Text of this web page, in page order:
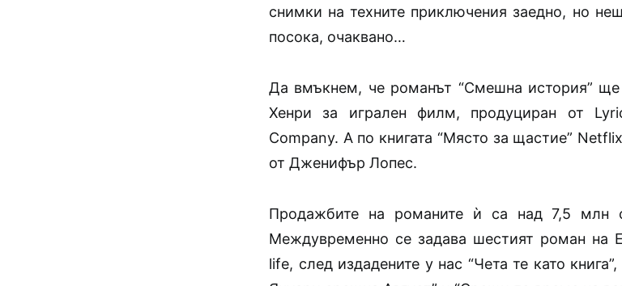
снимки на техните приключения заедно, но
посока, очаквано…
Да вмъкнем, че романът “Смешна история” ще
Хенри за игрален филм, продуциран от
Company. А по книгата “Място за щастие”
от Дженифър Лопес.
Продажбите на романите ѝ са над 7,5 млн
Междувременно се задава шестият роман
life, след издадените у нас “Чета те като